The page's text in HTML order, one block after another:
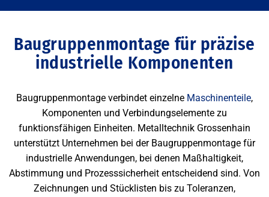
Baugruppenmontage für präzise
industrielle Komponenten
Baugruppenmontage verbindet einzelne Maschinenteile,
Komponenten und Verbindungselemente zu
funktionsfähigen Einheiten. Metalltechnik Grossenhain
unterstützt Unternehmen bei der Baugruppenmontage für
industrielle Anwendungen, bei denen Maßhaltigkeit,
Abstimmung und Prozesssicherheit entscheidend sind. Von
Zeichnungen und Stücklisten bis zu Toleranzen,